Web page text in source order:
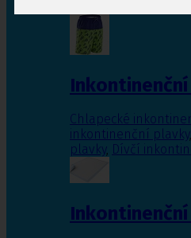
Chlapecké
inkontinenční plavky,
plavky, Dívčí